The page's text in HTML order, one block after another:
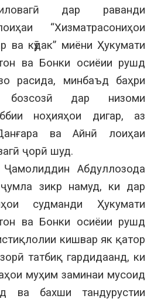
иловагӣ дар раванди
“Хизматрасониҳои
ва кӯдак” миёни Ҳукумати
ва Бонки осиёии рушд
расида, минбаъд баҳри
бозсозӣ дар низоми
ноҳияҳои дигар, аз
ва Айнӣ лоиҳаи
ҷорӣ шуд.
Абдуллозода
зикр намуд, ки дар
судманди Ҳукумати
ва Бонки осиёии рушд
кишвар як қатор
татбиқ гардидаанд, ки
муҳим заминаи мусоид
ва бахши тандурустии